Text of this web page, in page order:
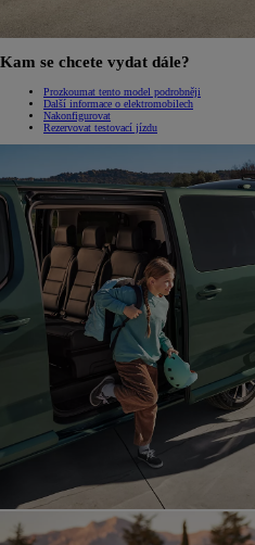
Kam se chcete vydat dále?
Prozkoumat tento model podrobněji
Další informace o elektromobilech
Nakonfigurovat
Rezervovat testovací jízdu